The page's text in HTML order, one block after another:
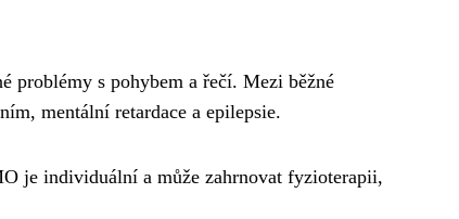
problémy s pohybem a řečí. Mezi běžné
mentální retardace a epilepsie.
je individuální a může zahrnovat fyzioterapii,